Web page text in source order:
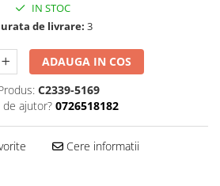
IN STOC
de livrare: 3
ADAUGA IN COS
C2339-5169
de ajutor? 0726518182
Cere informatii